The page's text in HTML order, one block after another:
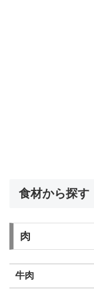
食材から探す
肉
牛肉